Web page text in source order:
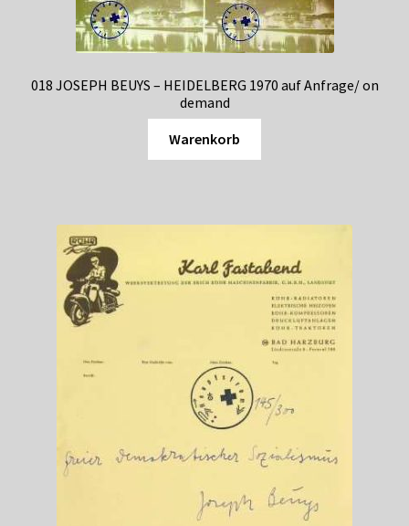
018 JOSEPH BEUYS – HEIDELBERG 1970 auf Anfrage/ on
demand
Warenkorb